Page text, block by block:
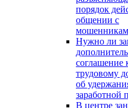
порядок
общении с
Нужно ли
соглашение
трудовому
об
заработной
В центре